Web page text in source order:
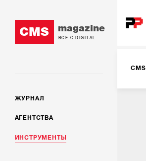
CMS magazine
ВСЕ О DIGITAL
ЖУРНАЛ
АГЕНТСТВА
ИНСТРУМЕНТЫ
CMS